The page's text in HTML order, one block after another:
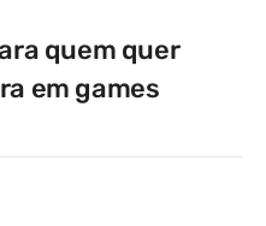
quem quer
em games